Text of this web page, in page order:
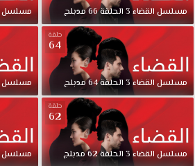
القضاء
الجزء
الثانى
62
مدبلجة
كاملة
قصة
عشق
حول
تأخذ
مسلسلالقضاء3 الحلقة66مدبلج مسلسل
حلقة
64
مسلسلالقضاء3 الحلقة64مدبلج مسلسل
حلقة
62
مسلسلالقضاء3 الحلقة62مدبلج مسلسل